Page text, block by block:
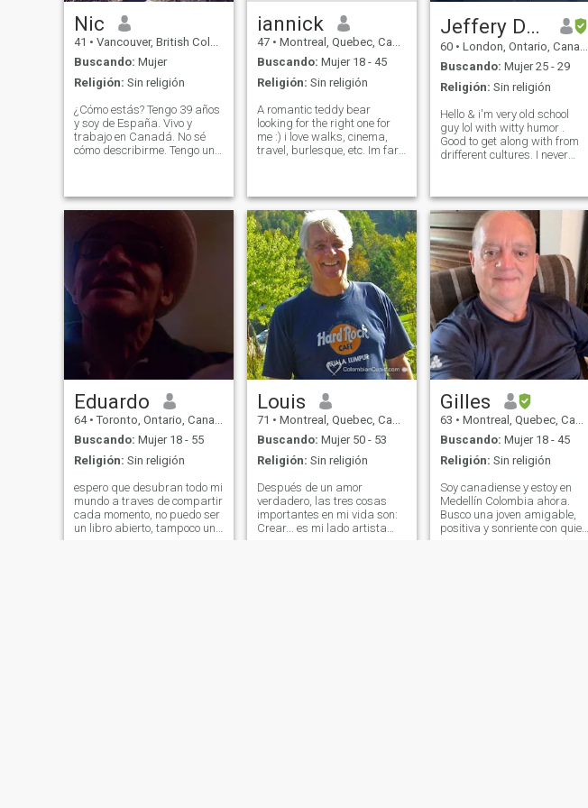
Nic
41 • Vancouver, British Columbia, Canadá
Buscando: Mujer
Religión: Sin religión
¿Cómo estás? Tengo 39 años
y soy de España. Vivo y
trabajo en Canadá. No sé
cómo describirme. Tengo un
comprensivo, leal, tranquilo
la mayor parte del tiempo, un
tipo sencillo y divertido. Me
encanta viajar, me encantan
los viajes por carretera, salir
y explorar la naturaleza.
Cuando estoy en casa, me
encanta cocinar, escuchar
música y ver películas.
También me encanta cenar
con amigos. D: Hago
deportes al aire libre y estilo
de vida saludable y no fumo,
así que me gustaría
encontrar a alguien a quien
le guste eso. Alguien que
quiere estar en forma y tener
una vida saludable. Si
todavía estás interesado en
mí, no dudes en contactar
buena suerte!
iannick
47 • Montreal, Quebec, Canadá
Buscando: Mujer 18 - 45
Religión: Sin religión
A romantic teddy bear
looking for the right one for
me :) i love walks, cinema,
travel, burlesque, etc. Im far
also with a dominant side in
sex when in a relationship
Jeffery Doxtator 🇨🇦😊✊🏼
60 • London, Ontario, Canadá
Buscando: Mujer 25 - 29
Religión: Sin religión
Hello & i'm very old school
guy lol with witty humor .
Good to get along with from
drifferent cultures. I never
term relationship . My daddy
skill's are going to wast ! ,
very serous about having
Eduardo
64 • Toronto, Ontario, Canadá
Buscando: Mujer 18 - 55
Religión: Sin religión
espero que desubran todo mi
mundo a traves de compartir
cada momento, no puedo ser
un libro abierto, tampoco un
Louis
71 • Montreal, Quebec, Canadá
Buscando: Mujer 50 - 53
Religión: Sin religión
Después de un amor
verdadero, las tres cosas
importantes en mi vida son:
Crear... es mi lado artista
Gilles
63 • Montreal, Quebec, Canadá
Buscando: Mujer 18 - 45
Religión: Sin religión
Soy canadiense y estoy en
Medellín Colombia ahora.
Busco una joven amigable,
positiva y sonriente con quien